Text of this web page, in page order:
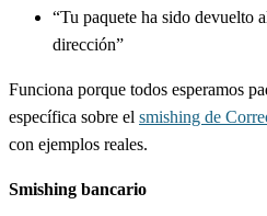
“Tu paquete ha sido devuelto
dirección”
Funciona porque todos esperamos
específica sobre el smishing de
con ejemplos reales.
Smishing bancario